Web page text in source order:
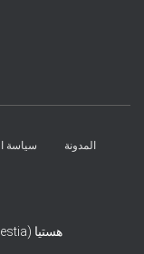
المدونة سياسة
هستيا (Hestia) | تّم التطوير بواسطة